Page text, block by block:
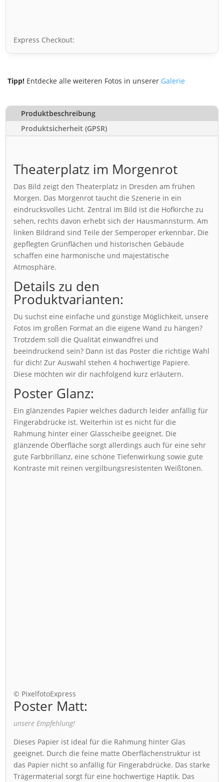
Express Checkout:
Tipp! Entdecke alle weiteren Fotos in unserer Galerie
Produktbeschreibung
Produktsicherheit (GPSR)
Theaterplatz im Morgenrot
Das Bild zeigt den Theaterplatz in Dresden am frühen
Morgen. Das Morgenrot taucht die Szenerie in ein
eindrucksvolles Licht. Zentral im Bild ist die Hofkirche zu
sehen, rechts davon erhebt sich der Hausmannsturm. Am
linken Bildrand sind Teile der Semperoper erkennbar. Die
gepflegten Grünflächen und historischen Gebäude
schaffen eine harmonische und majestätische
Atmosphäre.
Details zu den
Produktvarianten:
Du suchst eine einfache und günstige Möglichkeit, unsere
Fotos im großen Format an die eigene Wand zu hängen?
Trotzdem soll die Qualität einwandfrei und
beeindruckend sein? Dann ist das Poster die richtige Wahl
für dich! Zur Auswahl stehen 4 hochwertige Papiere.
Diese möchten wir dir nachfolgend kurz erläutern.
Poster Glanz:
Ein glänzendes Papier welches dadurch leider anfällig für
Fingerabdrücke ist. Weiterhin ist es nicht für die
Rahmung hinter einer Glasscheibe geeignet. Die
glänzende Oberfläche sorgt allerdings auch für eine sehr
gute Farbbrillanz, eine schöne Tiefenwirkung sowie gute
Kontraste mit reinen vergilbungsresistenten Weißtönen.
© PixelfotoExpress
Poster Matt:
unsere Empfehlung!
Dieses Papier ist ideal für die Rahmung hinter Glas
geeignet. Durch die feine matte Oberflächenstruktur ist
das Papier nicht so anfällig für Fingerabdrücke. Das starke
Trägermaterial sorgt für eine hochwertige Haptik. Das